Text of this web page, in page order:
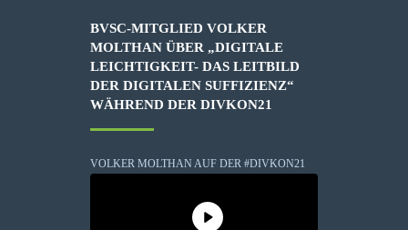
BVSC-MITGLIED VOLKER
MOLTHAN ÜBER „DIGITALE
LEICHTIGKEIT- DAS LEITBILD
DER DIGITALEN SUFFIZIENZ“
WÄHREND DER DIVKON21
VOLKER MOLTHAN AUF DER #DIVKON21